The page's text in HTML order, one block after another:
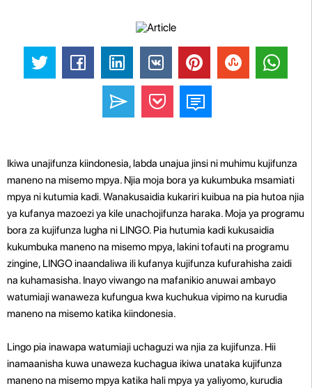
Ikiwa unajifunza kiindonesia, labda unajua jinsi ni muhimu kujifunza
maneno na misemo mpya. Njia moja bora ya kukumbuka msamiati
mpya ni kutumia kadi. Wanakusaidia kukariri kuibua na pia hutoa njia
ya kufanya mazoezi ya kile unachojifunza haraka. Moja ya programu
bora za kujifunza lugha ni LINGO. Pia hutumia kadi kukusaidia
kukumbuka maneno na misemo mpya, lakini tofauti na programu
zingine, LINGO inaandaliwa ili kufanya kujifunza kufurahisha zaidi
na kuhamasisha. Inayo viwango na mafanikio anuwai ambayo
watumiaji wanaweza kufungua kwa kuchukua vipimo na kurudia
maneno na misemo katika kiindonesia.
Lingo pia inawapa watumiaji uchaguzi wa njia za kujifunza. Hii
inamaanisha kuwa unaweza kuchagua ikiwa unataka kujifunza
maneno na misemo mpya katika hali mpya ya yaliyomo, kurudia